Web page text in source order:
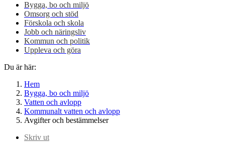
Bygga, bo och miljö
Omsorg och stöd
Förskola och skola
Jobb och näringsliv
Kommun och politik
Uppleva och göra
Du är här:
Hem
Bygga, bo och miljö
Vatten och avlopp
Kommunalt vatten och avlopp
Avgifter och bestämmelser
Skriv ut